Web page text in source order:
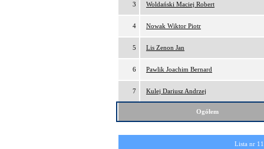
3 Woldański Maciej Robert
4 Nowak Wiktor Piotr
5 Lis Zenon Jan
6 Pawlik Joachim Bernard
7 Kulej Dariusz Andrzej
Ogółem
Lista nr